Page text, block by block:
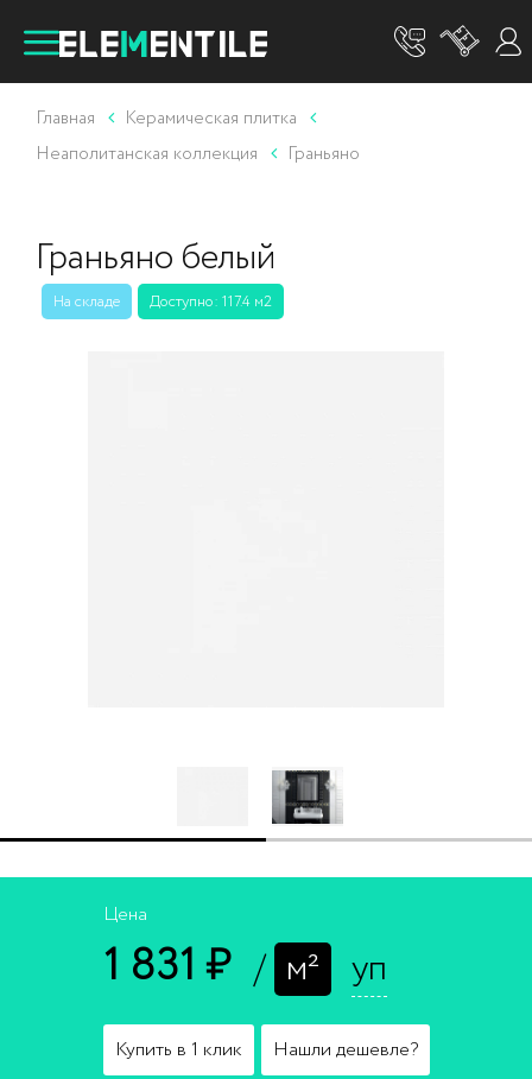
Главная
Керамическая плитка
Неаполитанская коллекция
Граньяно
Граньяно белый
На складе Доступно: 117.4 м2
Цена
1 831 ₽ / м² уп
Купить в 1 клик Нашли дешевле?